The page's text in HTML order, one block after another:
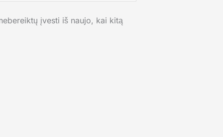
įvesti iš naujo, kai kitą